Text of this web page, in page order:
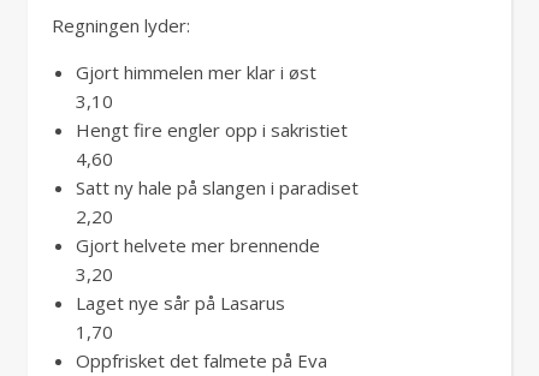
Regningen lyder:
Gjort himmelen mer klar i øst
3,10
Hengt fire engler opp i sakristiet
4,60
Satt ny hale på slangen i paradiset
2,20
Gjort helvete mer brennende
3,20
Laget nye sår på Lasarus
1,70
Oppfrisket det falmete på Eva